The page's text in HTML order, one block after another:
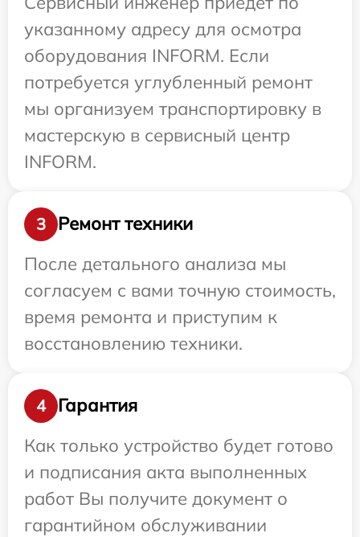
указанному адресу для осмотра
оборудования INFORM. Если
потребуется углубленный ремонт
мы организуем транспортировку в
мастерскую в сервисный центр
INFORM.
3
Ремонт техники
После детального анализа мы
согласуем с вами точную стоимость,
время ремонта и приступим к
восстановлению техники.
4
Гарантия
Как только устройство будет готово
и подписания акта выполненных
работ Вы получите документ о
гарантийном обслуживании